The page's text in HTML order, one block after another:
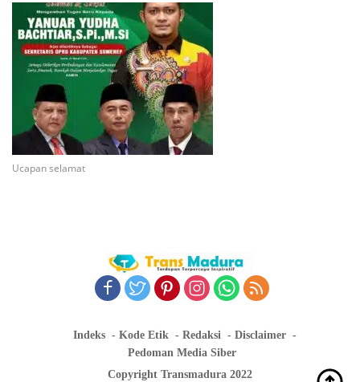
Ucapan selamat
Indeks Kode Etik Redaksi
Disclaimer
Pedoman Media Siber
Copyright Transmadura 2022